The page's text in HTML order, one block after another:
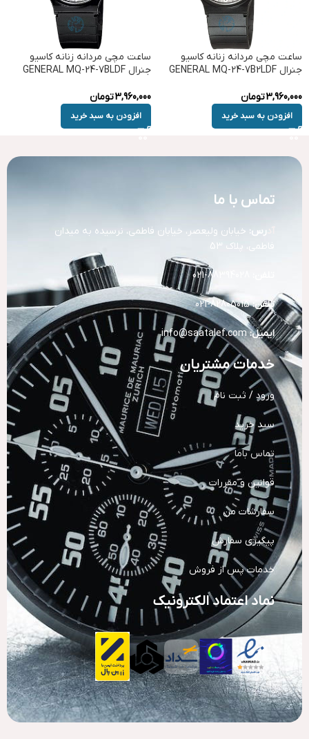
ساعت مچی مردانه زنانه کاسیو
جنرال GENERAL MQ-24-7B2LDF
3,960,000تومان
افزودن به سبد خرید
ساعت مچی مردانه زنانه کاسیو
جنرال GENERAL MQ-24-7BLDF
3,960,000تومان
افزودن به سبد خرید
تماس با ما
رس: خیابان ولیعصر، خیابان فاطمی، نرسیده به میدان
فاطمی، پلاک 53
تلفن:82805015-021
ایمیل: info@saatalef.com
خدمات مشتریان
ورود / ثبت نام
سبد خرید
تماس باما
قوانین و مقررات
سفارشات من
پیگیری سفارش
خدمات پس از فروش
نماد اعتماد الکترونیک